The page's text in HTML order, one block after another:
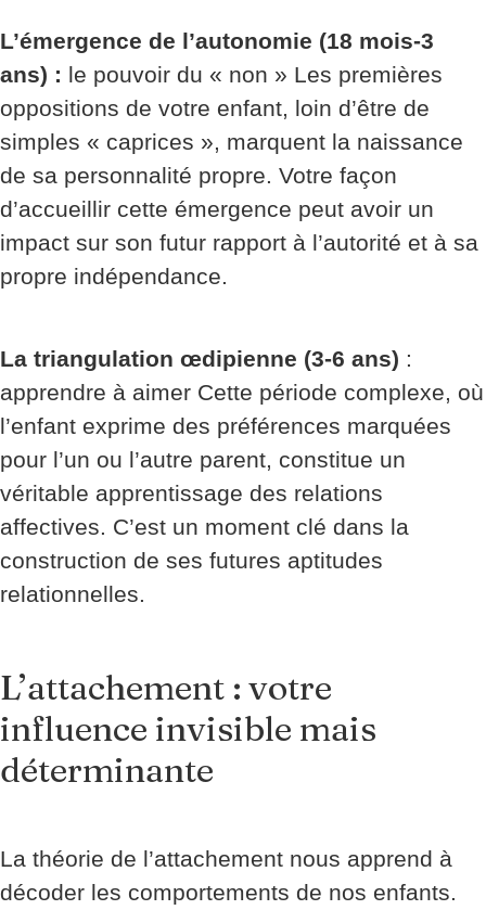
L’émergence de l’autonomie (18 mois-3
ans) : le pouvoir du « non » Les premières
oppositions de votre enfant, loin d’être de
simples « caprices », marquent la naissance
de sa personnalité propre. Votre façon
d’accueillir cette émergence peut avoir un
impact sur son futur rapport à l’autorité et à sa
propre indépendance.
La triangulation œdipienne (3-6 ans) :
apprendre à aimer Cette période complexe, où
l’enfant exprime des préférences marquées
pour l’un ou l’autre parent, constitue un
véritable apprentissage des relations
affectives. C’est un moment clé dans la
construction de ses futures aptitudes
relationnelles.
L’attachement : votre
influence invisible mais
déterminante
La théorie de l’attachement nous apprend à
décoder les comportements de nos enfants.